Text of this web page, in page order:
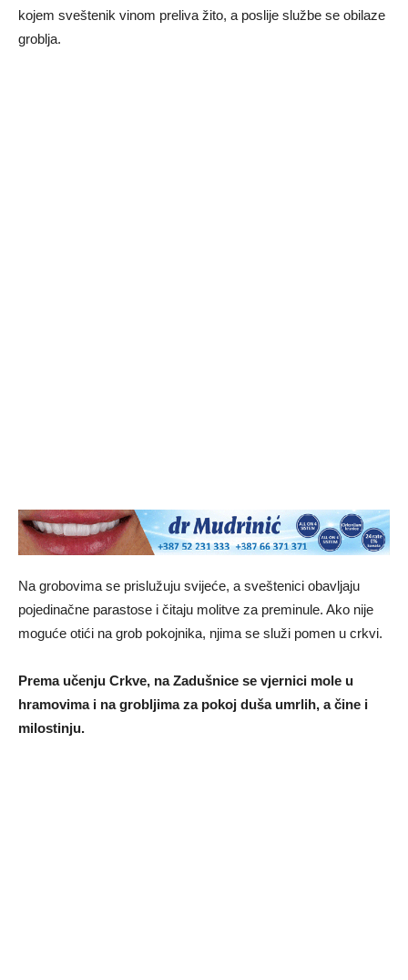
kojem sveštenik vinom preliva žito, a poslije službe se obilaze
groblja.
Na grobovima se prislužuju svijeće, a sveštenici obavljaju
pojedinačne parastose i čitaju molitve za preminule. Ako nije
moguće otići na grob pokojnika, njima se služi pomen u crkvi.
Prema učenju Crkve, na Zadušnice se vjernici mole u
hramovima i na grobljima za pokoj duša umrlih, a čine i
milostinju.